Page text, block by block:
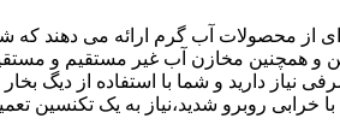
از محصولات آب گرم ارائه می دهند که
آب مستقیم با ظرفیت 40 الی 100 گالن و همچنین مخازن آب غیر
خرابی روبرو شدید،نیاز به یک تکنسین